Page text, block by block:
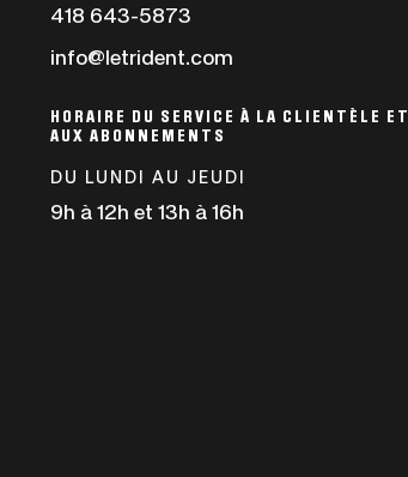
418 643-5873
dans
une
nouvelle
fenêtre
info@letrident.com
HORAIRE DU SERVICE À LA CLIENTÈLE ET
AUX ABONNEMENTS
DU LUNDI AU JEUDI
9h à 12h et 13h à 16h